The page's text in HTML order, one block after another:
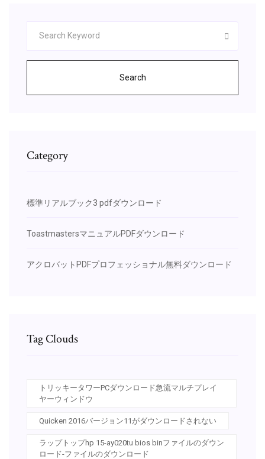
Search
Category
標準リアルブック3 pdfダウンロード
ToastmastersマニュアルPDFダウンロード
アクロバットPDFプロフェッショナル無料ダウンロード
Tag Clouds
トリッキータワーPCダウンロード急流マルチプレイ
ヤーウィンドウ
Quicken 2016バージョン11がダウンロードされない
ラップトップhp 15-ay020tu bios binファイルのダウン
ロード-ファイルのダウンロード